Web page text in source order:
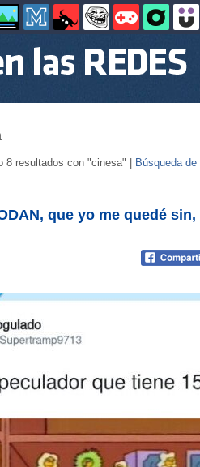
8 resultados con "cinesa" | Búsqueda de
que yo me quedé